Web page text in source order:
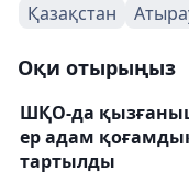
Қазақстан
Оқи отырыңыз
ШҚО-да
ер адам
тартылды